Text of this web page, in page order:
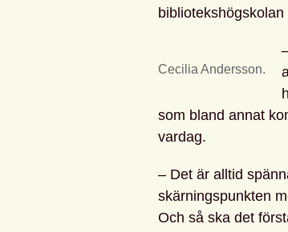
Cecilia Andersson.
som bland annat
vardag.
– Det är alltid
skärningspunkten
Och så ska det